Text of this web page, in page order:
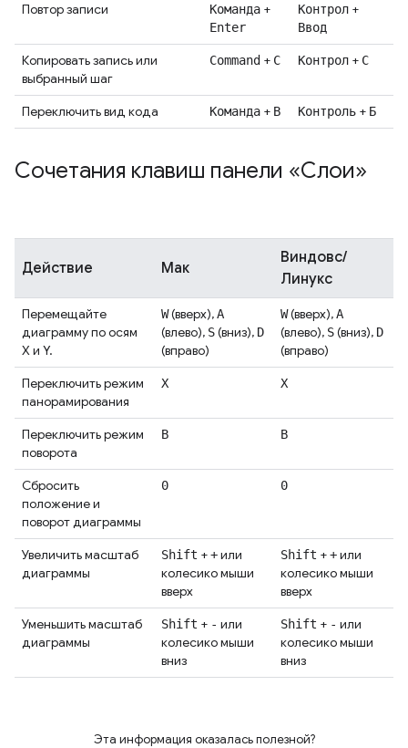
Повтор записи Команда +
Enter
Контрол +
Ввод
Копировать запись или
выбранный шаг
Command + C Контрол + С
Переключить вид кода Команда + B Контроль + Б
Сочетания клавиш панели «Слои»
Действие Мак
Виндовс/
Линукс
Перемещайте
диаграмму по осям
X и Y.
W(вверх),A
(влево), S(вниз), D
(вправо)
W(вверх),A
(влево), S(вниз), D
(вправо)
Переключить режим
панорамирования
Х Х
Переключить режим
поворота
В В
Сбросить
положение и
поворот диаграммы
0 0
Увеличить масштаб
диаграммы
Shift ++или
колесико мыши
вверх
Shift ++или
колесико мыши
вверх
Уменьшить масштаб
диаграммы
Shift + - или
колесико мыши
вниз
Shift + - или
колесико мыши
вниз
Эта информация оказалась полезной?